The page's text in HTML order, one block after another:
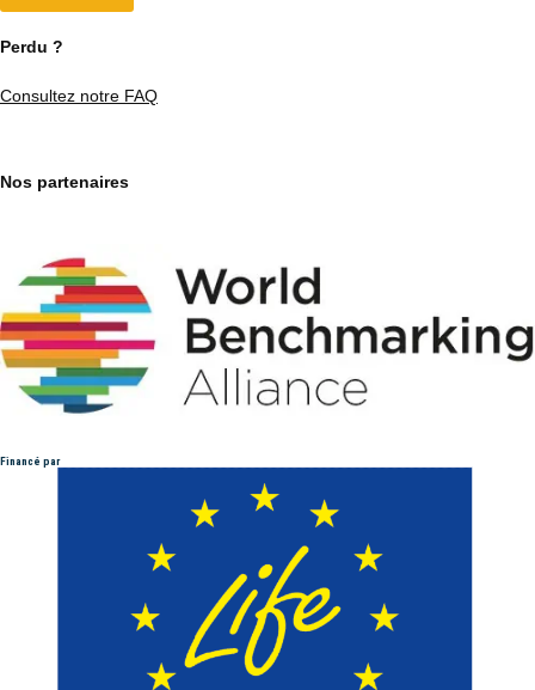
Perdu ?
Consultez notre FAQ
Nos partenaires
Financé par